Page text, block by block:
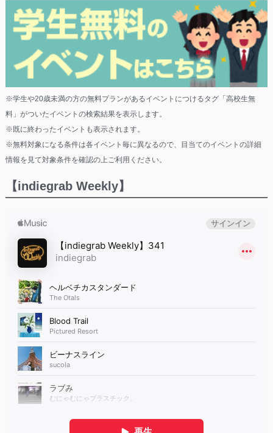
※学生や20歳未満の方の無料プランがあるイベントにつけるタグ「高校生無
料」がついたイベントの検索結果を表示します。
※既に終わったイベントも表示されます。
※無料対象になる条件は各イベント毎に異なるので、目当てのイベントの詳細
情報を見て対象条件を確認の上ご利用ください。
【indiegrab Weekly】